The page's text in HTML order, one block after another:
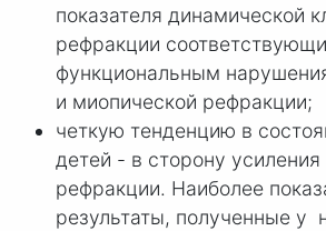
показателя динамической
рефракции
функциональным
и миопической рефракции;
четкую тенденцию в
детей - в сторону усиления
рефракции. Наиболее
результаты, полученные у